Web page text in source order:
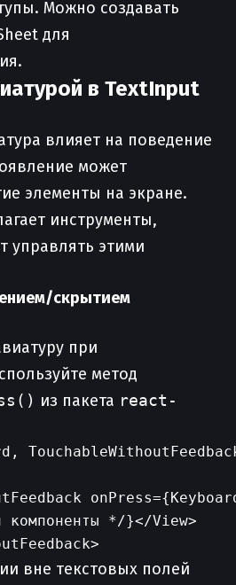
Можно создавать
для
в TextInput
влияет на поведение
может
элементы на экране.
инструменты,
управлять этими
скрытием
при
метод
из пакета react-
компоненты */}</View>
вне текстовых полей